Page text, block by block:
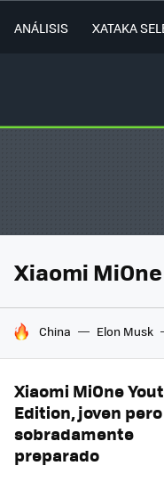
ANÁLISIS XATAKA
Xiaomi
HOY SE HABLA DE
China Elon Musk
Xiaomi MiOne
Edition, joven pero
sobradamente
preparado